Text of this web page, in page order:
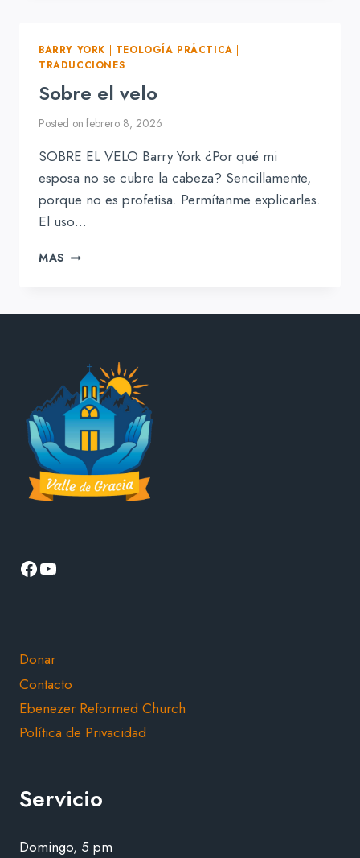
VESPERTINO
BARRY YORK | TEOLOGÍA PRÁCTICA |
TRADUCCIONES
Sobre el velo
Posted on febrero 8, 2026
SOBRE EL VELO Barry York ¿Por qué mi
esposa no se cubre la cabeza? Sencillamente,
porque no es profetisa. Permítanme explicarles.
El uso…
MAS SOBRE
Facebook
YouTube
Donar
Contacto
Ebenezer Reformed Church
Política de Privacidad
Servicio
Domingo, 5 pm